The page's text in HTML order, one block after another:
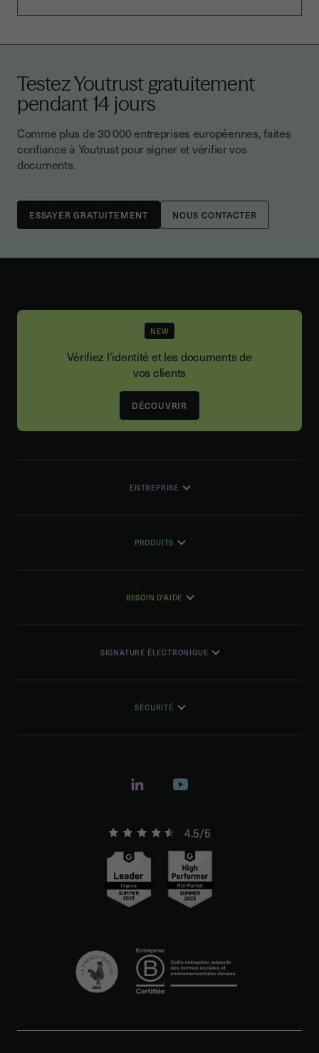
Testez Youtrust gratuitement
pendant 14 jours
Comme plus de 30 000 entreprises européennes, faites
confiance à Youtrust pour signer et vérifier vos
documents.
NOUS CONTACTER
NEW
Vérifiez l'identité et les documents de
vos clients
DÉCOUVRIR
ENTREPRISE
PRODUITS
BESOIN D'AIDE
SIGNATURE ÉLECTRONIQUE
SÉCURITÉ
4.5/5